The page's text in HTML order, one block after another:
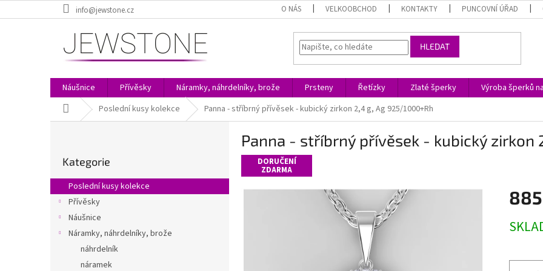
na
info@jewstone.cz O NÁS VELKOOBCHOD KONTAKTY PUNCOVNÍ ÚŘAD
HLEDAT
Náušnice Přívěsky Náramky, náhrdelníky, brože Prsteny Řetízky Zlaté šperky Výroba šperků
Domů Poslední kusy kolekce Panna - stříbrný přívěsek - kubický zirkon 2,4 g, Ag 925/1000+Rh
r
a
kategorie
Kategorie
Poslední kusy kolekce
Přívěsky
Náušnice
Náramky, náhrdelníky, brože
náhrdelník
náramek
Panna - stříbrný přívěsek - kubický zirkon
DORUČENÍ
ZDARMA
cena: